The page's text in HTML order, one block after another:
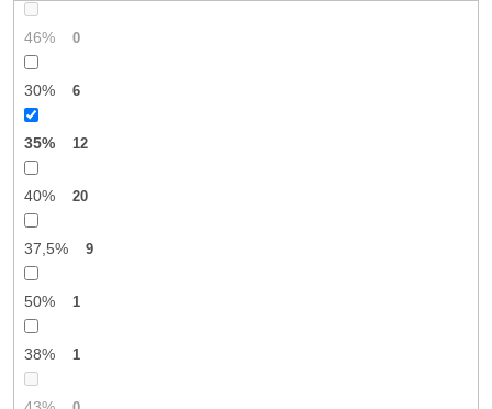
46% 0
30% 6
35% 12
40% 20
37,5% 9
50% 1
38% 1